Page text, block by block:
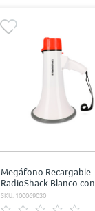
Megáfono Recargable
RadioShack Blanco con
Naranja
SKU: 100069030